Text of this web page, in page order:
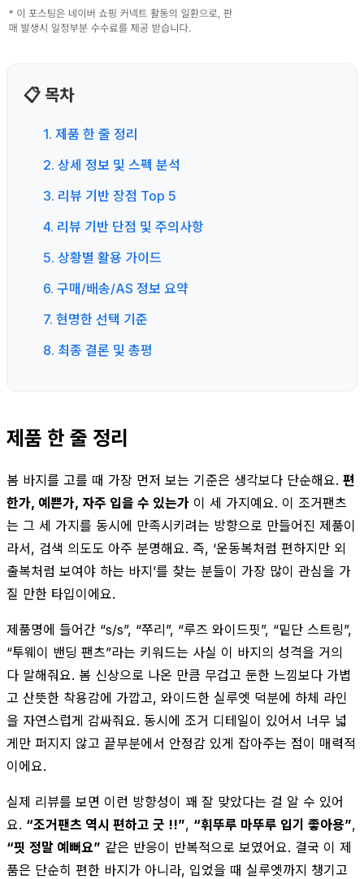
📋 목차
1. 제품 한 줄 정리
2. 상세 정보 및 스펙 분석
3. 리뷰 기반 장점 Top 5
4. 리뷰 기반 단점 및 주의사항
5. 상황별 활용 가이드
6. 구매/배송/AS 정보 요약
7. 현명한 선택 기준
8. 최종 결론 및 총평
제품 한 줄 정리
봄 바지를 고를 때 가장 먼저 보는 기준은 생각보다 단순해요. 편
한가, 예쁜가, 자주 입을 수 있는가 이 세 가지예요. 이 조거팬츠
는 그 세 가지를 동시에 만족시키려는 방향으로 만들어진 제품이
라서, 검색 의도도 아주 분명해요. 즉, ‘운동복처럼 편하지만 외
출복처럼 보여야 하는 바지’를 찾는 분들이 가장 많이 관심을 가
질 만한 타입이에요.
제품명에 들어간 “s/s”, “쭈리”, “루즈 와이드핏”, “밑단 스트링”,
“투웨이 밴딩 팬츠”라는 키워드는 사실 이 바지의 성격을 거의
다 말해줘요. 봄 신상으로 나온 만큼 무겁고 둔한 느낌보다 가볍
고 산뜻한 착용감에 가깝고, 와이드한 실루엣 덕분에 하체 라인
을 자연스럽게 감싸줘요. 동시에 조거 디테일이 있어서 너무 넓
게만 퍼지지 않고 끝부분에서 안정감 있게 잡아주는 점이 매력적
이에요.
실제 리뷰를 보면 이런 방향성이 꽤 잘 맞았다는 걸 알 수 있어
요. “조거팬츠 역시 편하고 굿 !!”, “휘뚜루 마뚜루 입기 좋아용”,
“핏 정말 예뻐요” 같은 반응이 반복적으로 보였어요. 결국 이 제
품은 단순히 편한 바지가 아니라, 입었을 때 실루엣까지 챙기고